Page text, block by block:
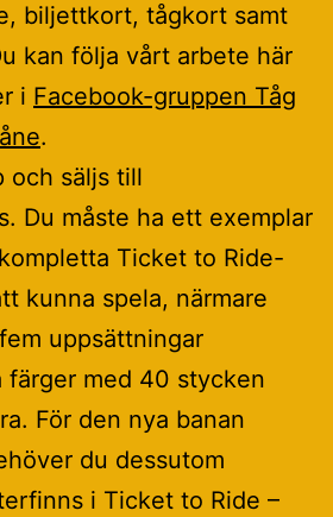
biljettkort, tågkort samt
kan följa vårt arbete här
i Facebook-gruppen Tåg
.
och säljs till
Du måste ha ett exemplar
Ticket to Ride-
kunna spela, närmare
uppsättningar
färger med 40 stycken
För den nya banan
du dessutom
i Ticket to Ride –